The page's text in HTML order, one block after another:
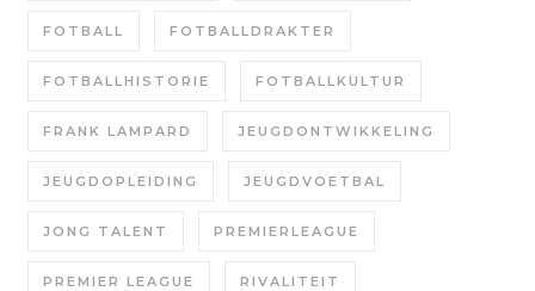
FOTBALL FOTBALLDRAKTER
FOTBALLHISTORIE FOTBALLKULTUR
FRANK LAMPARD JEUGDONTWIKKELING
JEUGDOPLEIDING JEUGDVOETBAL
JONG TALENT PREMIERLEAGUE
PREMIER LEAGUE RIVALITEIT